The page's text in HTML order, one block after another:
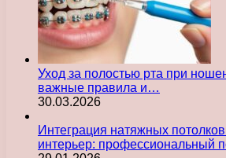
Уход за полостью рта при
важные правила и…
30.03.2026
Интеграция натяжных
интерьер: профессиональный